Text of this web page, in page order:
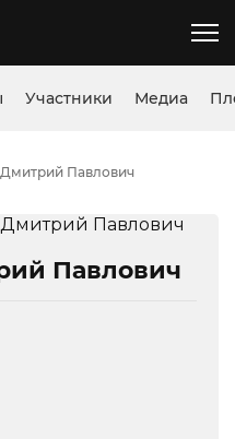
Участники Медиа
Павлович
Павлович